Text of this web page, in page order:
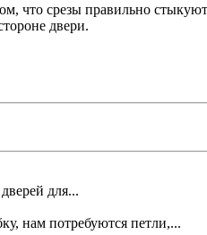
что срезы правильно
двери.
для...
нам потребуются петли,...